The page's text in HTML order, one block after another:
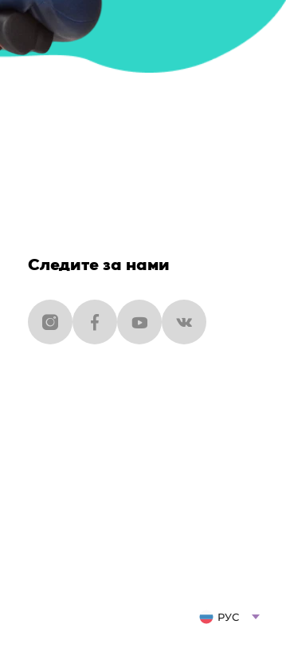
Следите за нами
РУС